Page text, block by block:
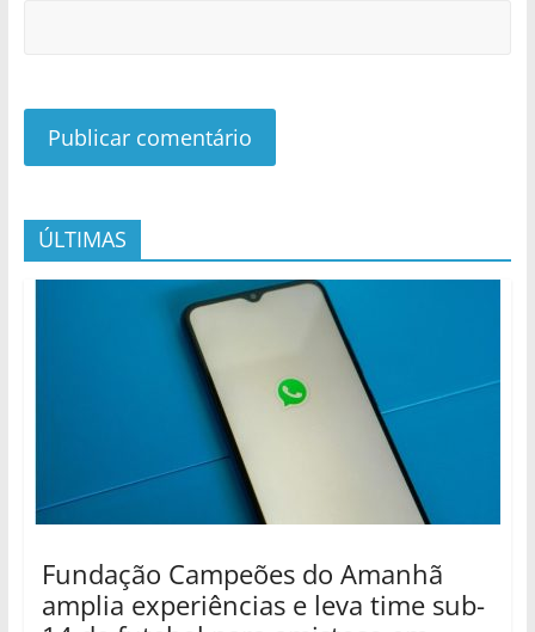
ÚLTIMAS
Fundação Campeões do Amanhã
amplia experiências e leva time sub-